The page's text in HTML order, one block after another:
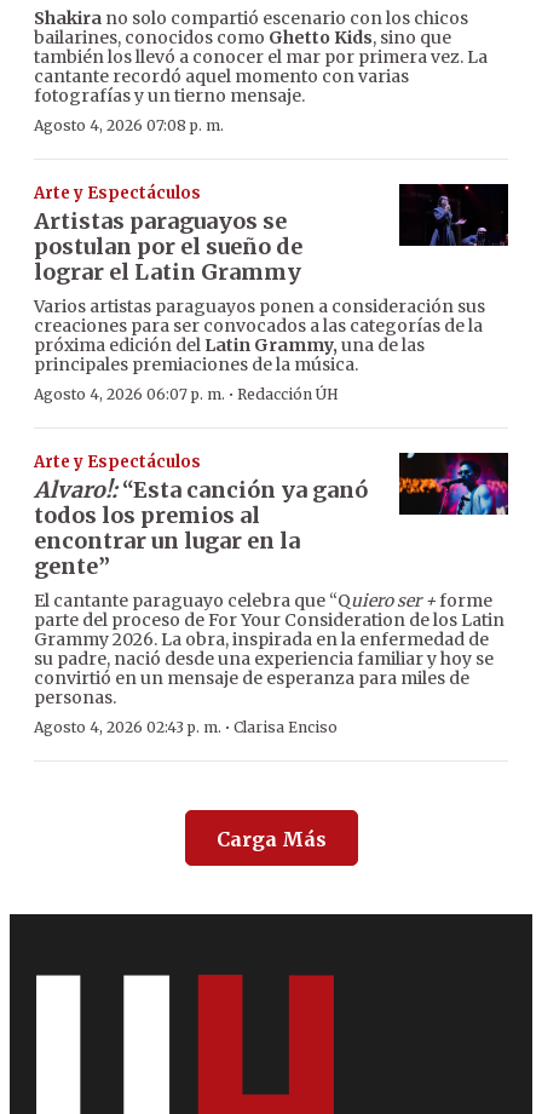
Shakira no solo compartió escenario con los chicos
bailarines, conocidos como Ghetto Kids, sino que
también los llevó a conocer el mar por primera vez. La
cantante recordó aquel momento con varias
fotografías y un tierno mensaje.
Agosto 4, 2026 07:08 p. m.
Arte y Espectáculos
Artistas paraguayos se
postulan por el sueño de
lograr el Latin Grammy
Varios artistas paraguayos ponen a consideración sus
creaciones para ser convocados a las categorías de la
próxima edición del Latin Grammy, una de las
principales premiaciones de la música.
Agosto 4, 2026 06:07 p. m. · Redacción ÚH
Arte y Espectáculos
Alvaro!:“Esta canción ya ganó
todos los premios al
encontrar un lugar en la
gente”
El cantante paraguayo celebra que “Quiero ser +forme
parte del proceso de For Your Consideration de los Latin
Grammy 2026. La obra, inspirada en la enfermedad de
su padre, nació desde una experiencia familiar y hoy se
convirtió en un mensaje de esperanza para miles de
personas.
Agosto 4, 2026 02:43 p. m. · Clarisa Enciso
Carga Más